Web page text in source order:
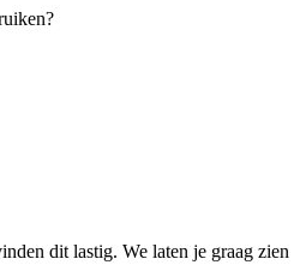
dit lastig. We laten je graag zien